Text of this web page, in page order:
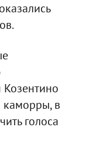
Козентино
каморры, в
голоса